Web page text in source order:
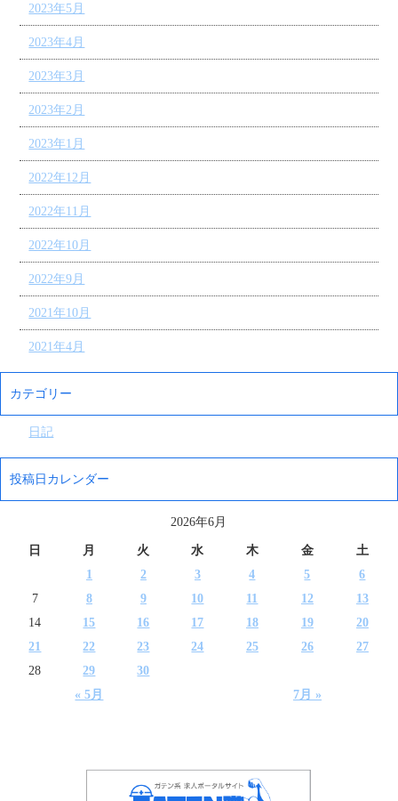
2023年5月
2023年4月
2023年3月
2023年2月
2023年1月
2022年12月
2022年11月
2022年10月
2022年9月
2021年10月
2021年4月
カテゴリー
日記
投稿日カレンダー
2026年6月
日 月 火 水 木 金 土
« 5月 7月 »
1 2 3 4 5
6
7
8 9 10 11 12
13
14
15 16 17 18 19
20
21
22 23 24 25 26
27
28
29 30